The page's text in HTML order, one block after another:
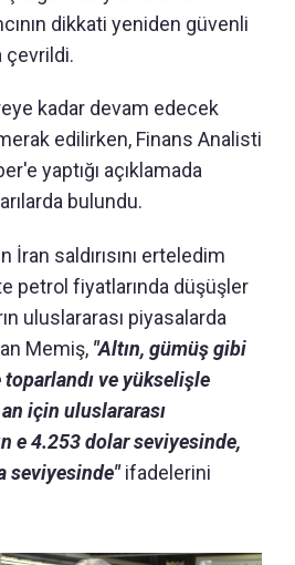
dikkati yeniden güvenli
çevrildi.
kadar devam edecek
edilirken, Finans Analisti
yaptığı açıklamada
bulundu.
İran saldırısını erteledim
petrol fiyatlarında düşüşler
uluslararası piyasalarda
Memiş, "Altın, gümüş gibi
ve yükselişle
için uluslararası
e 4.253 dolar seviyesinde,
seviyesinde"ifadelerini